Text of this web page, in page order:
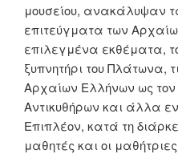
μουσείου, ανακάλυψαν
επιτεύγματα των
επιλεγμένα εκθέματα,
ξυπνητήρι του Πλάτωνα,
Αρχαίων Ελλήνων ως
Αντικυθήρων και άλλα
Επιπλέον, κατά τη
μαθητές και οι